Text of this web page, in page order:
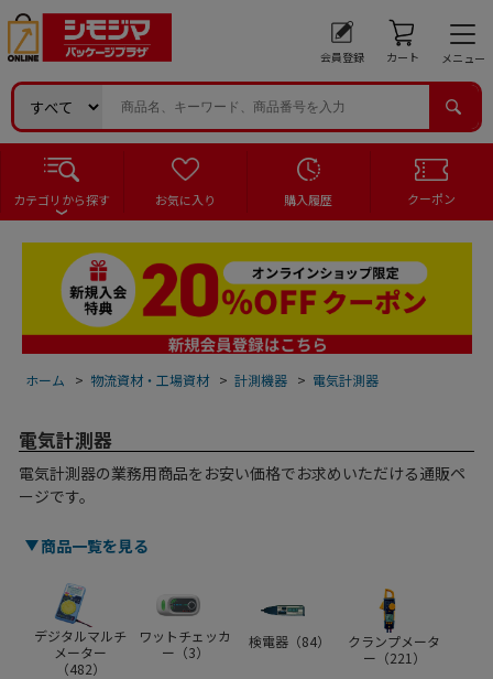
会員登録 カート メニュー
カテゴリから探す お気に入り 購入履歴 クーポン
ホーム > 物流資材・工場資材 > 計測機器 > 電気計測器
電気計測器
電気計測器の業務用商品をお安い価格でお求めいただける通販ペ
ージです。
商品一覧を見る
デジタルマルチ
メーター
（482）
ワットチェッカ
ー（3）
検電器（84）
クランプメータ
ー（221 ）